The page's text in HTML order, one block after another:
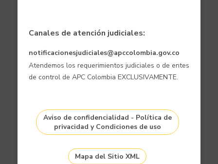
Canales de atención judiciales:
notificacionesjudiciales@apccolombia.gov.co
Atendemos los requerimientos judiciales o de entes
de control de APC Colombia EXCLUSIVAMENTE.
Aviso de confidencialidad - Política de
privacidad y Condiciones de uso
Mapa del Sitio XML